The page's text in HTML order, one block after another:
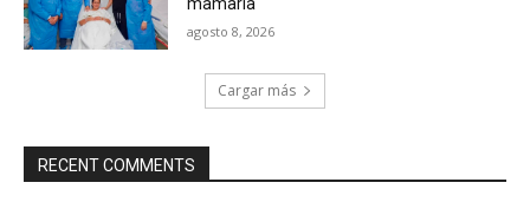
mamaria
agosto 8, 2026
Cargar más
RECENT COMMENTS